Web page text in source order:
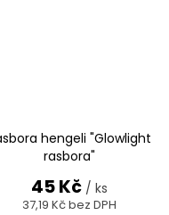
hengeli "Glowlight
rasbora"
37,19 Kč bez DPH
45 Kč / ks